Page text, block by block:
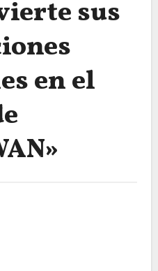
sus
en el